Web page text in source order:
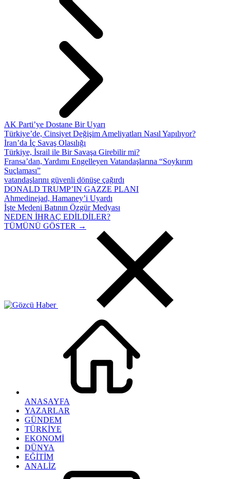
AK Parti’ye Dostane Bir Uyarı
Türkiye’de, Cinsiyet Değişim Ameliyatları Nasıl Yapılıyor?
İran’da İç Savaş Olasılığı
Türkiye, İsrail ile Bir Savaşa Girebilir mi?
Fransa’dan, Yardımı Engelleyen Vatandaşlarına “Soykırım
Suçlaması”
vatandaşlarını güvenli dönüşe çağırdı
DONALD TRUMP’IN GAZZE PLANI
Ahmedinejad, Hamaney’i Uyardı
İşte Medeni Batının Özgür Medyası
NEDEN İHRAÇ EDİLDİLER?
TÜMÜNÜ GÖSTER →
ANASAYFA
YAZARLAR
GÜNDEM
TÜRKİYE
EKONOMİ
DÜNYA
EĞİTİM
ANALİZ